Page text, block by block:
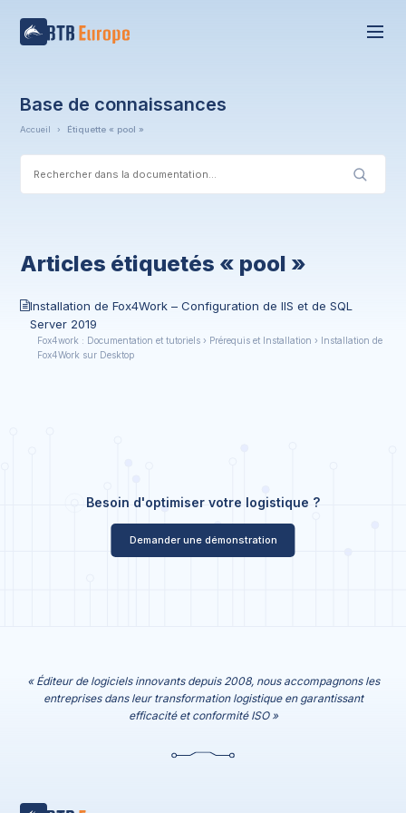
Base de connaissances
Accueil › Étiquette « pool »
Articles étiquetés « pool »
Installation de Fox4Work – Configuration de IIS et de SQL
Server 2019
Fox4work : Documentation et tutoriels › Prérequis et Installation › Installation de
Fox4Work sur Desktop
Besoin d'optimiser votre logistique ?
Demander une démonstration
« Éditeur de logiciels innovants depuis 2008, nous accompagnons les
entreprises dans leur transformation logistique en garantissant
efficacité et conformité ISO »